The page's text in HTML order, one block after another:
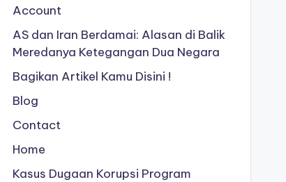
Account
AS dan Iran Berdamai: Alasan di Balik
Meredanya Ketegangan Dua Negara
Bagikan Artikel Kamu Disini !
Blog
Contact
Home
Kasus Dugaan Korupsi Program